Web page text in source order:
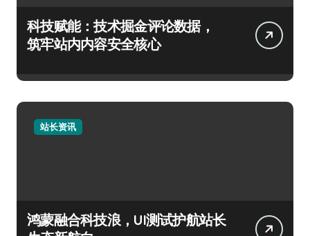
科技赋能：技术掘金评论数据，
筑牢站内内容安全核心
站长资讯
鸿蒙融合科技浪，UI测试护航站长